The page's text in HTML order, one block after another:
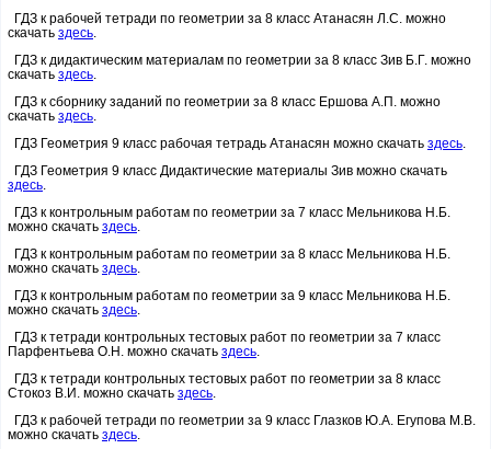
ГДЗ к рабочей тетради по геометрии за 8 класс Атанасян Л.С. можно
скачать здесь
ГДЗ к дидактическим материалам по геометрии за 8 класс Зив Б.Г. можно
скачать здесь
ГДЗ к сборнику заданий по геометрии за 8 класс Ершова А.П. можно
скачать здесь
ГДЗ Геометрия 9 класс рабочая тетрадь Атанасян можно скачать здесь
ГДЗ Геометрия 9 класс Дидактические материалы Зив можно скачать
здесь
ГДЗ к контрольным работам по геометрии за 7 класс Мельникова Н.Б.
можно скачать здесь
ГДЗ к контрольным работам по геометрии за 8 класс Мельникова Н.Б.
можно скачать здесь
ГДЗ к контрольным работам по геометрии за 9 класс Мельникова Н.Б.
можно скачать здесь
ГДЗ к тетради контрольных тестовых работ по геометрии за 7 класс
Парфентьева О.Н. можно скачать здесь
ГДЗ к тетради контрольных тестовых работ по геометрии за 8 класс
Стокоз В.И. можно скачать здесь
ГДЗ к рабочей тетради по геометрии за 9 класс Глазков Ю.А. Егупова М.В.
можно скачать здесь